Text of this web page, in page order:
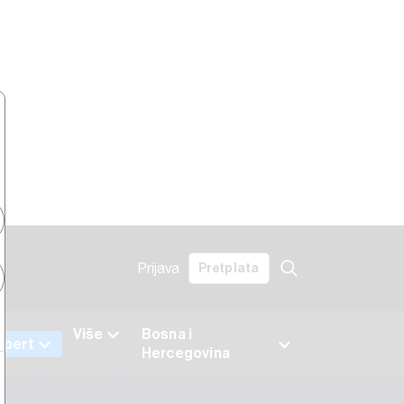
Prijava Pretplata
Bosna i
Hercegovina
Više